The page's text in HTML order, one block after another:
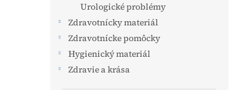
Urologické problémy
Zdravotnícky materiál
Zdravotnícke pomôcky
Hygienický materiál
Zdravie a krása